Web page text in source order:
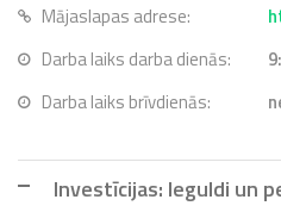
Mājaslapas adrese:
Darba laiks darba dienās:
Darba laiks brīvdienās:
Investīcijas: Ieguldi un